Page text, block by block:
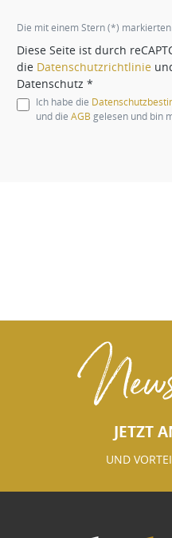
Die mit einem Stern (*)
Diese Seite ist durch
die Datenschutzrichtlinie
Datenschutz *
Ich habe die
und die AGB gelesen und bin
JETZT
UND